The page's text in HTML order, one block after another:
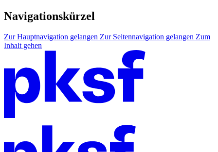
Navigationskürzel
Zur Hauptnavigation gelangen Zur Seitennavigation gelangen Zum
Inhalt gehen